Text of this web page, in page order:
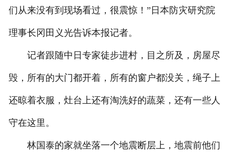
们从来没有到现场看过，很震惊！”日本防灾研究院
理事长冈田义光告诉本报记者。
记者跟随中日专家徒步进村，目之所及，房屋尽
毁，所有的大门都开着，所有的窗户都没关，绳子上
还晾着衣服，灶台上还有淘洗好的蔬菜，还有一些人
守在这里。
林国泰的家就坐落一个地震断层上，地震前他们